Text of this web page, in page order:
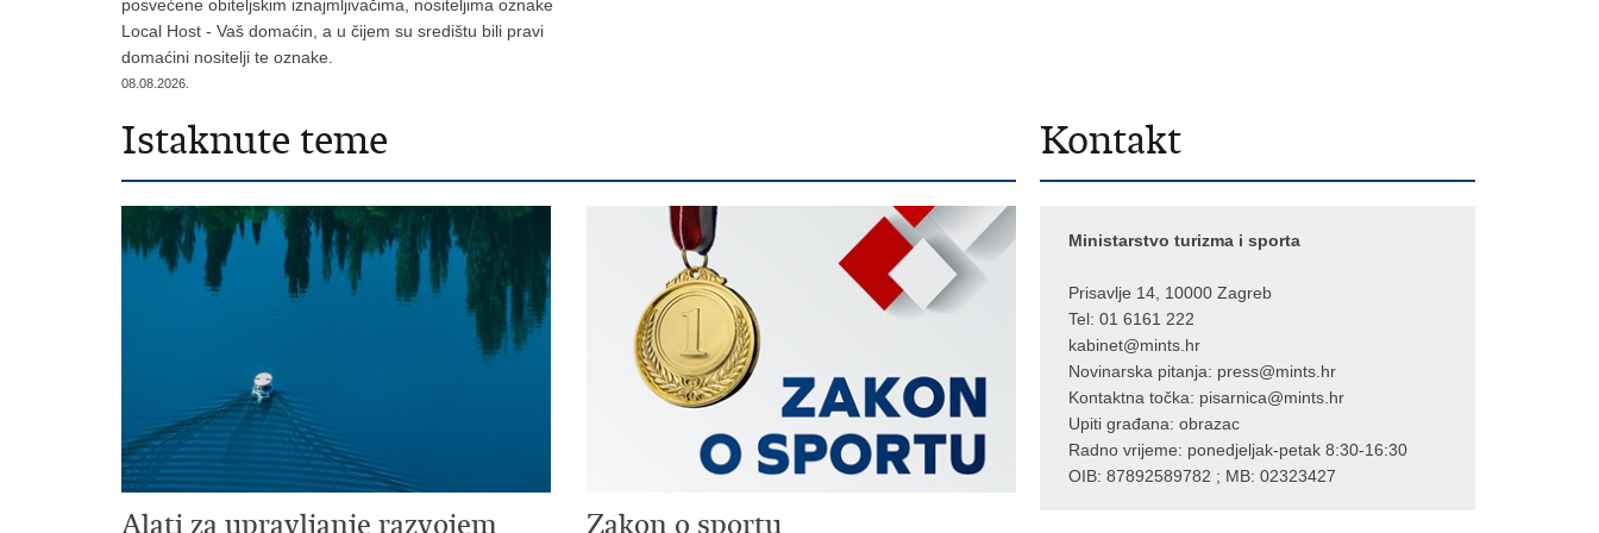
posvećene obiteljskim iznajmljivačima, nositeljima oznake
Local Host - Vaš domaćin, a u čijem su središtu bili pravi
domaćini nositelji te oznake.
08.08.2026.
Istaknute teme
Alati za upravljanje razvojem Zakon o sportu
Kontakt
Ministarstvo turizma i sporta
Prisavlje 14, 10000 Zagreb
Tel: 01 6161 222
kabinet@mints.hr
Novinarska pitanja: press@mints.hr
Kontaktna točka: pisarnica@mints.hr
Upiti građana: obrazac
Radno vrijeme: ponedjeljak-petak 8:30-16:30
OIB: 87892589782 ; MB: 02323427